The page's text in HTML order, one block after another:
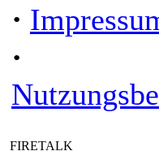
·
·
FIRETALK